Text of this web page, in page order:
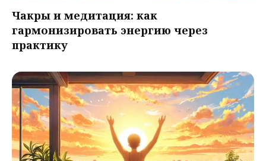
Чакры и медитация: как
гармонизировать энергию через
практику